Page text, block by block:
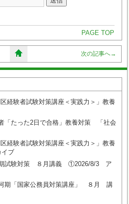
PAGE TOP
次の記事へ→
経験者試験対策講座＜実践力＞」教養
「たった2日で合格」教養対策 「社会
経験者試験対策講座＜実践力＞」教養
イブ
試験対策 ８月講義 ①2026/8/3 ア
期「国家公務員対策講座」 ８月 講